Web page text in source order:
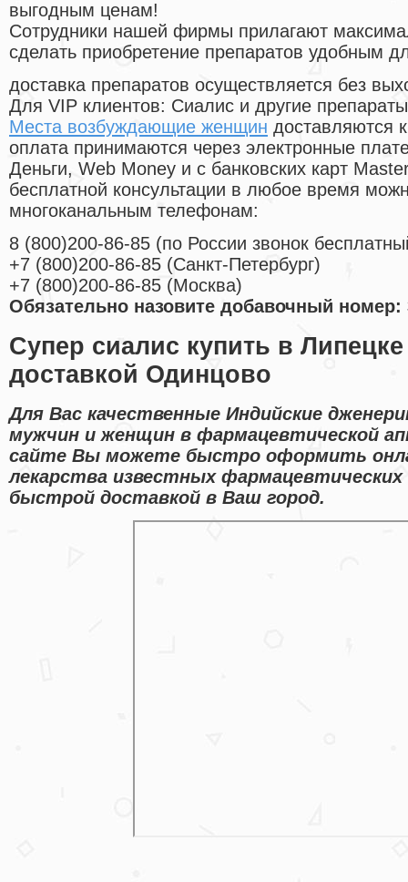
выгодным ценам!
Cотрудники нашей фирмы прилагают
сделать приобретение препаратов удобным
доставка препаратов осуществляется без
Для VIP клиентов: Сиалис и другие
Места возбуждающие женщин доставляются
оплата принимаются через электронные
Деньги, Web Money и с банковских карт
бесплатной консультации в любое время
многоканальным телефонам:
8 (800)200-86-85 (по России звонок
+7 (800)200-86-85 (Санкт-Петербург)
+7 (800)200-86-85 (Москва)
Обязательно назовите добавочный номер:
Супер сиалис купить в
доставкой Одинцово
Для Вас качественные Индийские
мужчин и женщин в фармацевтической
сайте Вы можете быстро оформить
лекарства известных фармацевтических
быстрой доставкой в Ваш город.